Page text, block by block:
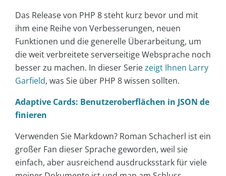
Das Release von PHP 8 steht kurz bevor und mit
ihm eine Reihe von Verbesserungen, neuen
Funktionen und die generelle Überarbeitung, um
die weit verbreitete serverseitige Websprache noch
besser zu machen. In dieser Seriezeigt Ihnen Larry
Garfield, was Sie über PHP 8 wissen sollten.
Adaptive Cards: Benutzeroberflächen in JSON de
finieren
Verwenden Sie Markdown? Roman Schacherl ist ein
großer Fan dieser Sprache geworden, weil sie
einfach, aber ausreichend ausdrucksstark für viele